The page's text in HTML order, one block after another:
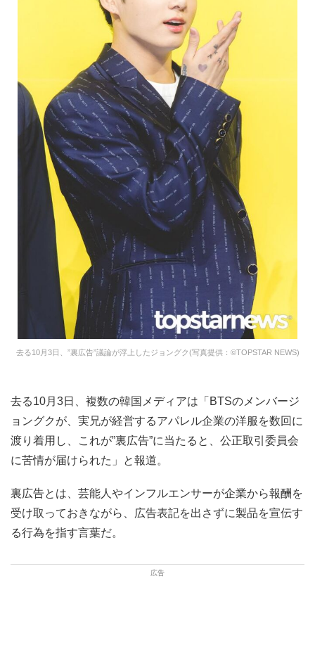
去る10月3日、”裏広告”議論が浮上したジョングク(写真提供：©TOPSTAR NEWS)
去る10月3日、複数の韓国メディアは「BTSのメンバージ
ョングクが、実兄が経営するアパレル企業の洋服を数回に
渡り着用し、これが”裏広告”に当たると、公正取引委員会
に苦情が届けられた」と報道。
裏広告とは、芸能人やインフルエンサーが企業から報酬を
受け取っておきながら、広告表記を出さずに製品を宣伝す
る行為を指す言葉だ。